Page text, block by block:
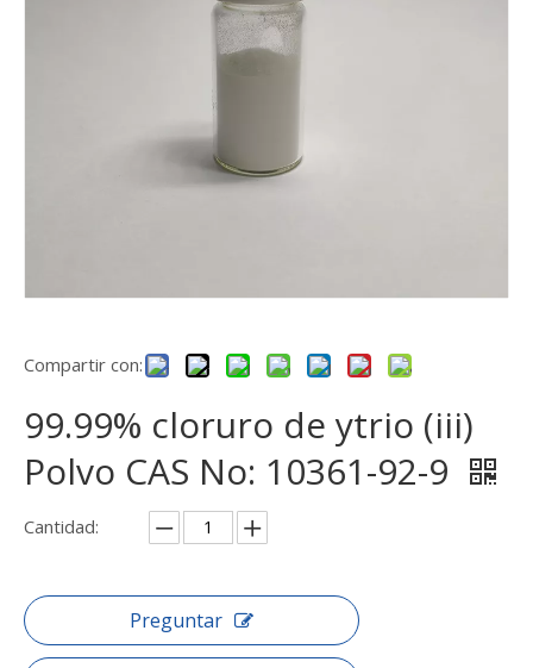
Compartir con:
99.99% cloruro de ytrio (iii)
Polvo CAS No: 10361-92-9
Cantidad:
Preguntar